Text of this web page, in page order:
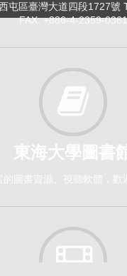
屯區臺灣大道四段1727號
FAX: +886-4-2359-0361
東海大學圖書
的圖書資源、視聽軟體，歡